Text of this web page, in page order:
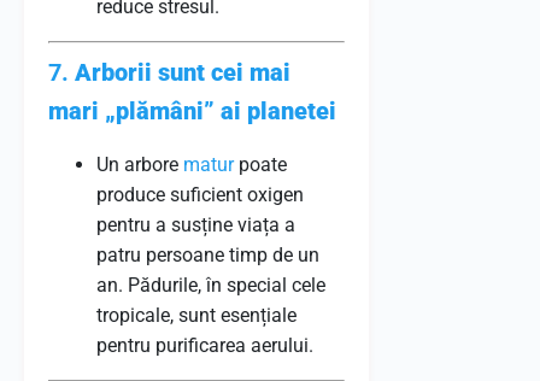
reduce stresul.
7. Arborii sunt cei mai
mari „plămâni” ai planetei
Un arbore maturpoate
produce suficient oxigen
pentru a susține viața a
patru persoane timp de un
an. Pădurile, în special cele
tropicale, sunt esențiale
pentru purificarea aerului.